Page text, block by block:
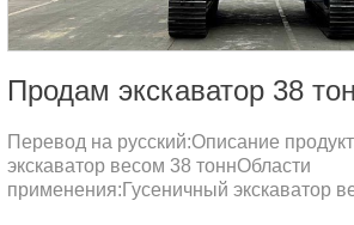
Продам экскаватор 38
Перевод на русский:Описание
экскаватор весом 38 тоннОбласти
применения:Гусеничный экскаватор